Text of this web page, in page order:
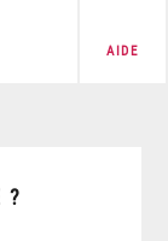
AIDE
?